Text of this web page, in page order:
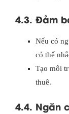
4.3. Đảm
Nếu có
có thể
Tạo môi
thuê.
4.4. Ngăn